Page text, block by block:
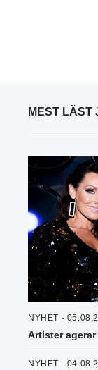
MEST LÄST
NYHET -
Artister
NYHET -